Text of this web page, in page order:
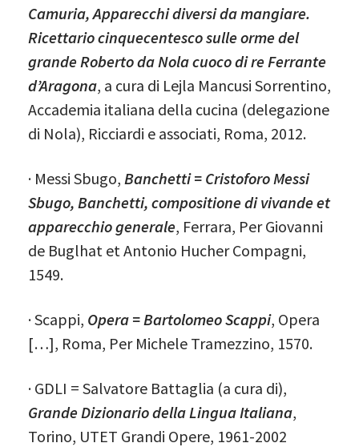
Camuria, Apparecchi diversi da mangiare.
Ricettario cinquecentesco sulle orme del
grande Roberto da Nola cuoco di re Ferrante
d’Aragona, a cura di Lejla Mancusi Sorrentino,
Accademia italiana della cucina (delegazione
di Nola), Ricciardi e associati, Roma, 2012.
· Messi Sbugo, Banchetti = Cristoforo Messi
Sbugo, Banchetti, compositione di vivande et
apparecchio generale, Ferrara, Per Giovanni
de Buglhat et Antonio Hucher Compagni,
1549.
· Scappi, Opera = Bartolomeo Scappi, Opera
[…], Roma, Per Michele Tramezzino, 1570.
· GDLI = Salvatore Battaglia (a cura di),
Grande Dizionario della Lingua Italiana,
Torino, UTET Grandi Opere, 1961-2002